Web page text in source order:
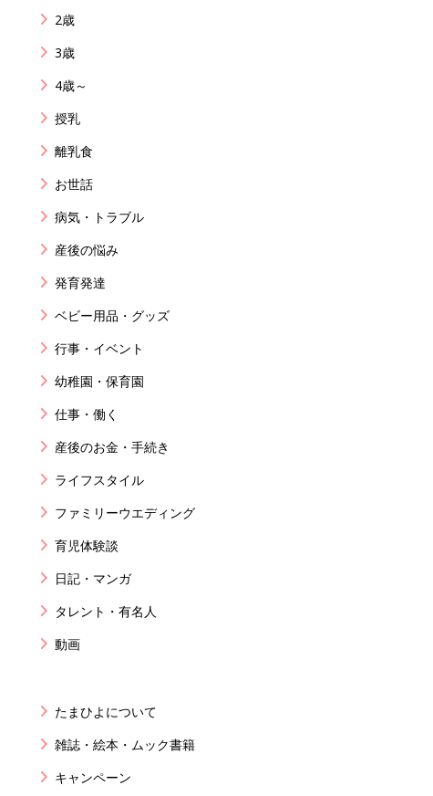
2歳
3歳
4歳～
授乳
離乳食
お世話
病気・トラブル
産後の悩み
発育発達
ベビー用品・グッズ
行事・イベント
幼稚園・保育園
仕事・働く
産後のお金・手続き
ライフスタイル
ファミリーウエディング
育児体験談
日記・マンガ
タレント・有名人
動画
たまひよについて
雑誌・絵本・ムック書籍
キャンペーン